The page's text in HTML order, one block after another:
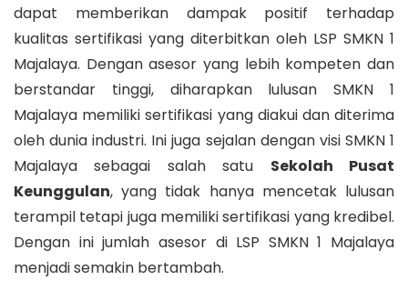
dapat memberikan dampak positif terhadap
kualitas sertifikasi yang diterbitkan oleh LSP SMKN 1
Majalaya. Dengan asesor yang lebih kompeten dan
berstandar tinggi, diharapkan lulusan SMKN 1
Majalaya memiliki sertifikasi yang diakui dan diterima
oleh dunia industri. Ini juga sejalan dengan visi SMKN 1
Majalaya sebagai salah satu Sekolah Pusat
Keunggulan, yang tidak hanya mencetak lulusan
terampil tetapi juga memiliki sertifikasi yang kredibel.
Dengan ini jumlah asesor di LSP SMKN 1 Majalaya
menjadi semakin bertambah.